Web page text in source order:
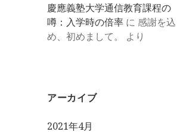
慶應義塾大学通信教育課程の
噂：入学時の倍率 に 感謝を込
め、初めまして。
より
アーカイブ
2021年4月